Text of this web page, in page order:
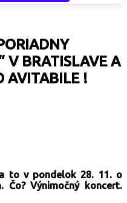
V BRATISLAVE A
AVITABILE !
to v pondelok 28. 11. o
Čo? Výnimočný koncert.